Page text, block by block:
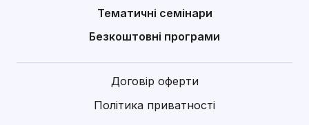
Тематичні семінари
Безкоштовні програми
Договір оферти
Політика приватності